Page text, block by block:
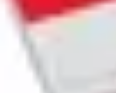
Villes à découvrirVoyages Romantiques